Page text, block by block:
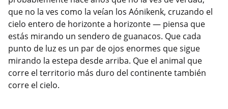
que no la ves como la veían los Aónikenk, cruzando el
cielo entero de horizonte a horizonte — piensa que
estás mirando un sendero de guanacos. Que cada
punto de luz es un par de ojos enormes que sigue
mirando la estepa desde arriba. Que el animal que
corre el territorio más duro del continente también
corre el cielo.